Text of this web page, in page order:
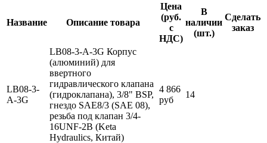
Название Описание товара
Цена
(руб.
с
НДС)
В
наличии
(шт.)
Сделать
заказ
LB08-3-
A-3G
LB08-3-A-3G Корпус
(алюминий) для
ввертного
гидравлического клапана
(гидроклапана), 3/8" BSP,
гнездо SAE8/3 (SAE 08),
резьба под клапан 3/4-
16UNF-2B (Keta
Hydraulics, Китай)
4 866
руб
14